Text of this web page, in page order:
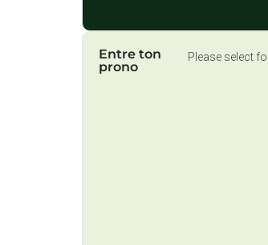
Entre ton
prono
Please select